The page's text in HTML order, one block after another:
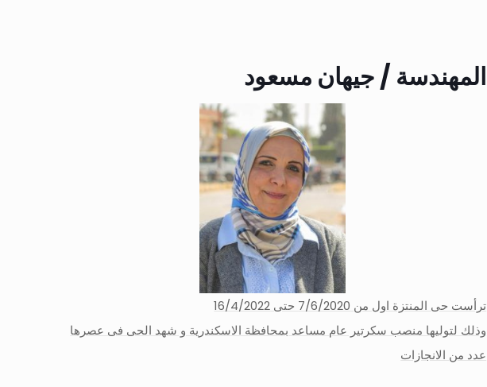
المهندسة / جيهان مسعود
ترأست حى المنتزة اول من 7/6/2020 حتى 16/4/2022
وذلك لتوليها منصب سكرتير عام مساعد بمحافظة الاسكندرية و شهد الحى فى عصرها
عدد من الانجازات